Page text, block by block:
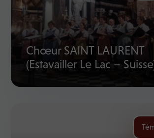
Chœur SAINT LAURENT
(Estavailler Le Lac –